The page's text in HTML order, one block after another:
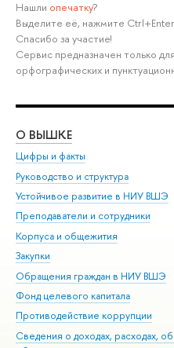
Нашли опечатку?
Выделите её, нажмите
Спасибо за участие!
Сервис предназначен только
орфографических и
О ВЫШКЕ
Цифры и факты
Руководство и структура
Устойчивое развитие в НИУ ВШЭ
Преподаватели и сотрудники
Корпуса и общежития
Закупки
Обращения граждан в НИУ ВШЭ
Фонд целевого капитала
Противодействие коррупции
Сведения о доходах, расходах,